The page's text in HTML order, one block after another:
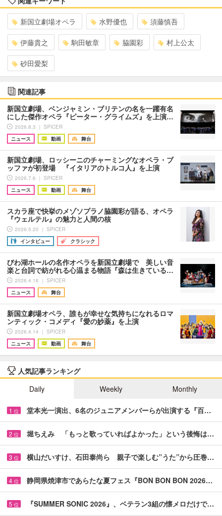
新国立劇場オペラ 水野優也 須藤慎吾
伊藤貴之 駒田敏章 脇園彩 村上公太
砂田愛梨
関連記事
新国立劇場、ベンジャミン・ブリテンの名を一躍有名
にした傑作オペラ『ピーター・グライムズ』を上演…
2026.8.3 ｜ SPICER
ニュース
動画 舞台
新国立劇場、ロッシーニのチャーミングなオペラ・ブ
ッファが初登場 『イタリアのトルコ人』を上演
2026.7.6 ｜ SPICER
ニュース
動画 舞台
スカラ座で快挙のメゾソプラノ脇園彩が語る、オペラ
『ウェルテル』の魅力と人間の核
2026.5.20 ｜ SPICER
インタビュー
クラシック
びわ湖ホールの名作オペラを新国立劇場で 美しい音
楽と台詞で紡がれる心温まる物語『森は生きている…
2026.4.16 ｜ SPICER
ニュース
舞台
新国立劇場オペラ、誰もが幸せな気持ちになれるロマ
ンティック・コメディ『愛の妙薬』を上演
2026.4.14 ｜ SPICER
ニュース
動画 舞台
人気記事ランキング
Daily
Weekly Monthly
1 位 堂本光一演出、6名のジュニアメンバーらが出演する『百…
2 位 堀ちえみ 「もっと歌っていればよかった」という後悔は…
3 位 横山だいすけ、石田泰尚ら 親子で楽しむ”うた”から圧巻…
4 位 静岡県焼津市であらたな夏フェス『BON BON BON 2026…
5 位 『SUMMER SONIC 2026』、ベテラン3組の懐メロだけで…